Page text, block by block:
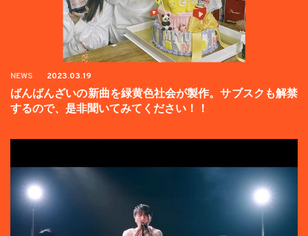
NEWS 2023.03.19
ばんばんざいの新曲を緑黄色社会が製作。サブスクも解禁
するので、是非聞いてみてください！！